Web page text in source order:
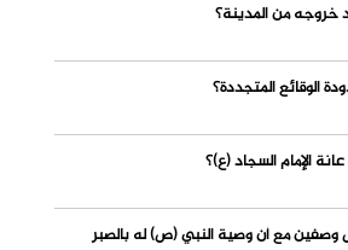
خروجه من المدينة؟
الوقائع المتجددة؟
الإمام السجاد (ع)؟
وصفين مع أن وصية النبي (ص) له بالصبر